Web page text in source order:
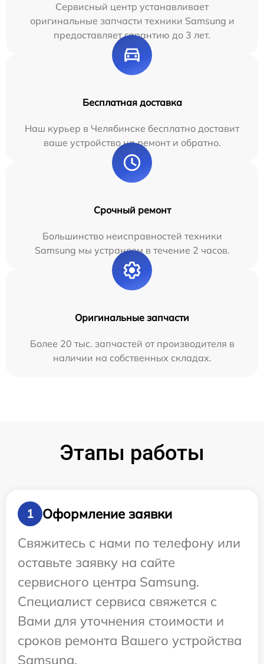
Сервисный центр устанавливает
оригинальные запчасти техники Samsung и
предоставляет гарантию до 3 лет.
Бесплатная доставка
Наш курьер в Челябинске бесплатно доставит
ваше устройство на ремонт и обратно.
Срочный ремонт
Большинство неисправностей техники
Samsung мы устраняем в течение 2 часов.
Оригинальные запчасти
Более 20 тыс. запчастей от производителя в
наличии на собственных складах.
Этапы работы
1
Оформление заявки
Свяжитесь с нами по телефону или
оставьте заявку на сайте
сервисного центра Samsung.
Специалист сервиса свяжется с
Вами для уточнения стоимости и
сроков ремонта Вашего устройства
Samsung.